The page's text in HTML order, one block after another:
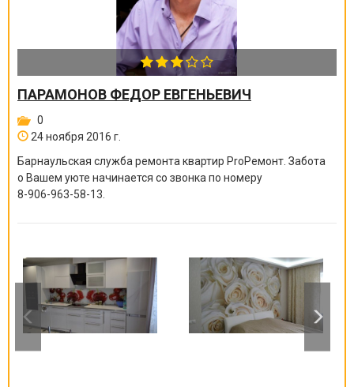
ПАРАМОНОВ ФЕДОР ЕВГЕНЬЕВИЧ
0
24 ноября 2016 г.
Барнаульская служба ремонта квартир ProРемонт. Забота
о Вашем уюте начинается со звонка по номеру
8-906-963-58-13